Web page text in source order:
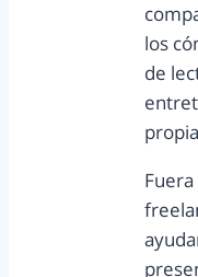
los
de